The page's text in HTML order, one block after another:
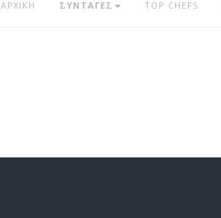
ΑΡΧΙΚΗ ΣΥΝΤΑΓΕΣ TOP CHEFS